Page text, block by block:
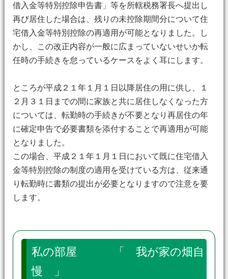
借入金等特別控除申告書」等を所轄税務署長へ提出し
再び居住した場合は、残りの未控除期間分について住
宅借入金等特別控除の再適用が可能となりました。し
かし、この改正内容が一般に広まっていないせいか転
任時の手続きを怠っているケースをよく耳にします。
ところが平成２１年１月１日以降居住の用に供し、１
２月３１日までの間に家族と共に居住しなくなった方
については、転勤時の手続きが不要となり再居住の年
に確定申告で必要書類を添付することで再適用が可能
となりました。
この場合、平成２１年１月１日において既に住宅借入
金等特別控除の制度の適用を受けている方は、従来通
り転勤時に書類の提出が必要となりますので注意を要
します。
私の部屋 「 我が家の畑自
慢 」